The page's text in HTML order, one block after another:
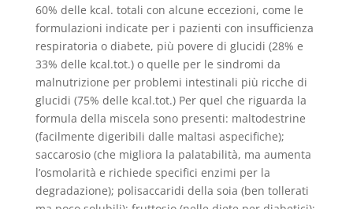
60% delle kcal. totali con alcune eccezioni, come le
formulazioni indicate per i pazienti con insufficienza
respiratoria o diabete, più povere di glucidi (28% e
33% delle kcal.tot.) o quelle per le sindromi da
malnutrizione per problemi intestinali più ricche di
glucidi (75% delle kcal.tot.) Per quel che riguarda la
formula della miscela sono presenti: maltodestrine
(facilmente digeribili dalle maltasi aspecifiche);
saccarosio (che migliora la palatabilità, ma aumenta
l’osmolarità e richiede specifici enzimi per la
degradazione); polisaccaridi della soia (ben tollerati